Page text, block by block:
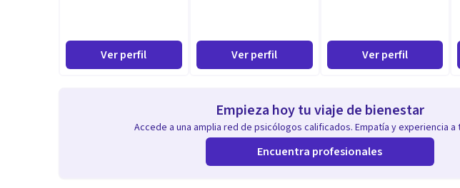
Ver perfil Ver perfil Ver perfil
Empieza hoy tu viaje de bienestar
Accede a una amplia red de psicólogos calificados. Empatía y experiencia a
Encuentra profesionales